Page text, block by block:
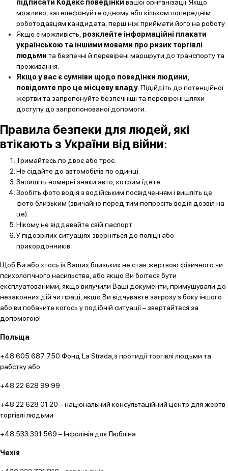
підписати Кодекс поведінки вашої орнганізації. Якщо
можливо, зателефонуйте одному або кільком попереднім
роботодавцям кандидата, перш ніж приймати його на роботу.
Якщо є можливість, розклейте інформаційні плакати
українською та іншими мовами про ризик торгівлі
людьми та безпечні й перевірені маршрути до транспорту та
проживання.
Якщо у вас є сумніви щодо поведінки людини,
повідомте про це місцеву владу . Підійдіть до потенційної
жертви та запропонуйте безпечніші та перевірені шляхи
доступу до запропонованої допомоги.
Правила безпеки для людей, які
втікають з України від війни:
Тримайтесь по двоє або троє.
Не сідайте до автомобілів по одинці.
Запишіть номерні знаки авто, котрим їдете.
Зробіть фото водія з водійським посвідченням і вишліть це
фото близьким (звичайно перед тим попросіть водія дозвіл на
це).
Нікому не віддавайте свій паспорт.
У підозрілих ситуаціях зверніться до поліції або
прикордонників.
Щоб Ви або хтось із Ваших близьких не став жертвою фізичного чи
психологічного насильства, або якщо Ви боїтеся бути
експлуатованими, якщо вилучили Ваші документи, примушували до
незаконних дій чи праці, якщо Ви відчуваєте загрозу з боку іншого
або ви побачите когось у подібній ситуації – звертайтеся за
допомогою!
Польща
+48 605 687 750 Фонд La Strada,з протидії торгівлі людьми та
рабству або
+48 22 628 99 99
+48 22 628 01 20 – національний консультаційний центр для жертв
торгівлі людьми
+48 533 391 569 – Інфолінія для Любліна
Чехія